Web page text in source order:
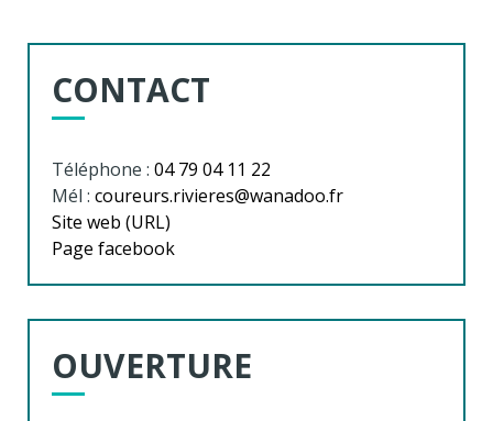
CONTACT
Téléphone : 04 79 04 11 22
Mél : coureurs.rivieres@wanadoo.fr
Site web (URL)
Page facebook
OUVERTURE